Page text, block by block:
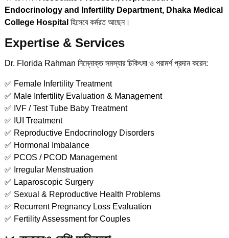
Endocrinology and Infertility Department, Dhaka Medical
College Hospital হিসেবে কর্মরত আছেন।
Expertise & Services
Dr. Florida Rahman নিম্নোক্ত সমস্যার চিকিৎসা ও পরামর্শ প্রদান করেন:
✅ Female Infertility Treatment
✅ Male Infertility Evaluation & Management
✅ IVF / Test Tube Baby Treatment
✅ IUI Treatment
✅ Reproductive Endocrinology Disorders
✅ Hormonal Imbalance
✅ PCOS / PCOD Management
✅ Irregular Menstruation
✅ Laparoscopic Surgery
✅ Sexual & Reproductive Health Problems
✅ Recurrent Pregnancy Loss Evaluation
✅ Fertility Assessment for Couples